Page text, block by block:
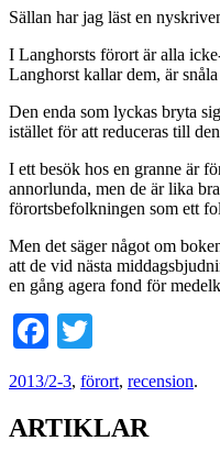
Sällan har jag läst en
I Langhorsts förort är alla
Langhorst kallar dem, är
Den enda som lyckas bryta
istället för att reduceras till
I ett besök hos en granne är
annorlunda, men de är lika
förortsbefolkningen som ett
Men det säger något om
att de vid nästa
en gång agera fond för
Facebook
2013/2-3, förort, recension.
ARTIKLAR